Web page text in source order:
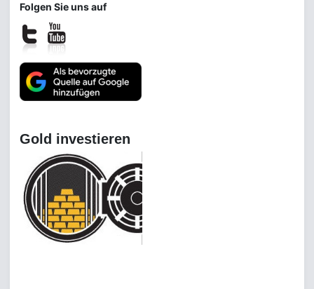
Folgen Sie uns auf
Gold investieren